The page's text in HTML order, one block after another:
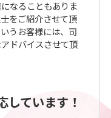
なることもありま
をご紹介させて頂
うお客様には、司
ドバイスさせて頂
しています！